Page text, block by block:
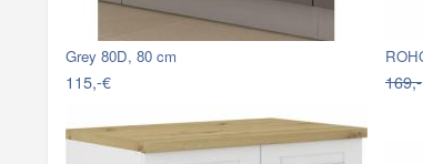
Grey 80D, 80 cm
115,-€ 169,-